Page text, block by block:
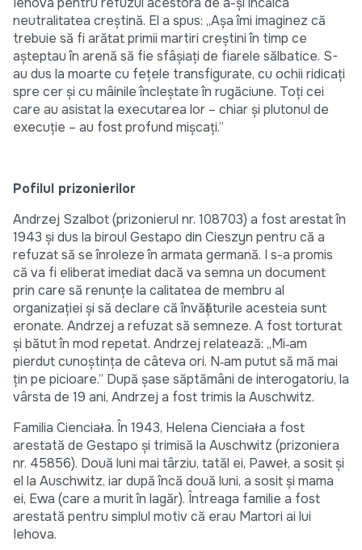
neutralitatea creștină. El a spus: „Așa îmi imaginez că
trebuie să fi arătat primii martiri creștini în timp ce
așteptau în arenă să fie sfâșiați de fiarele sălbatice. S-
au dus la moarte cu fețele transfigurate, cu ochii ridicați
spre cer și cu mâinile încleștate în rugăciune. Toți cei
care au asistat la executarea lor – chiar și plutonul de
execuție – au fost profund mișcați.”
Pofilul prizonierilor
Andrzej Szalbot (prizonierul nr. 108703) a fost arestat în
1943 și dus la biroul Gestapo din Cieszyn pentru că a
refuzat să se înroleze în armata germană. I s-a promis
că va fi eliberat imediat dacă va semna un document
prin care să renunțe la calitatea de membru al
organizației și să declare că învățăturile acesteia sunt
eronate. Andrzej a refuzat să semneze. A fost torturat
și bătut în mod repetat. Andrzej relatează: „Mi‑am
pierdut cunoștința de câteva ori. N‑am putut să mă mai
țin pe picioare.” După șase săptămâni de interogatoriu, la
vârsta de 19 ani, Andrzej a fost trimis la Auschwitz.
Familia Cienciała. În 1943, Helena Cienciała a fost
arestată de Gestapo și trimisă la Auschwitz (prizoniera
nr. 45856). Două luni mai târziu, tatăl ei, Paweł, a sosit și
el la Auschwitz, iar după încă două luni, a sosit și mama
ei, Ewa (care a murit în lagăr). Întreaga familie a fost
arestată pentru simplul motiv că erau Martori ai lui
Iehova.